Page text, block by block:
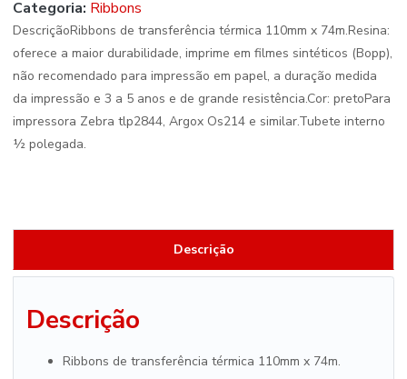
Categoria: Ribbons
DescriçãoRibbons de transferência térmica 110mm x 74m.Resina:
oferece a maior durabilidade, imprime em filmes sintéticos (Bopp),
não recomendado para impressão em papel, a duração medida
da impressão e 3 a 5 anos e de grande resistência.Cor: pretoPara
impressora Zebra tlp2844, Argox Os214 e similar.Tubete interno
½ polegada.
Descrição
Descrição
Ribbons de transferência térmica 110mm x 74m.